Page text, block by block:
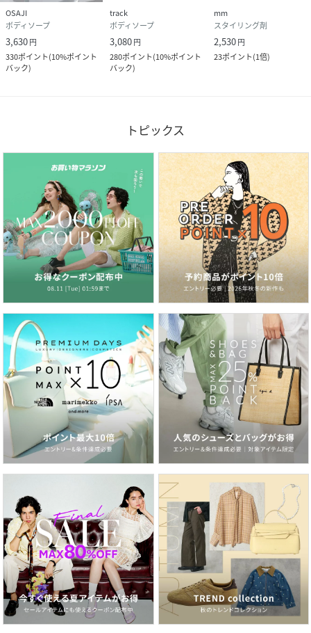
OSAJI
ボディソープ
3,630円
330ポイント(10%ポイント
バック)
track
ボディソープ
3,080円
280ポイント(10%ポイント
バック)
mm
スタイリング剤
2,530円
23ポイント(1倍)
トピックス